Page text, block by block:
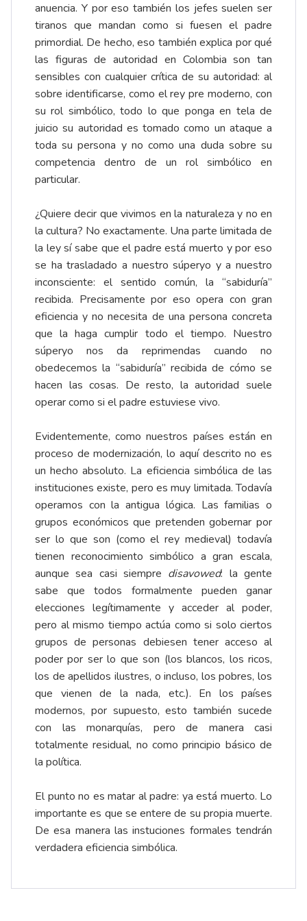
anuencia. Y por eso también los jefes suelen ser
tiranos que mandan como si fuesen el padre
primordial. De hecho, eso también explica por qué
las figuras de autoridad en Colombia son tan
sensibles con cualquier crítica de su autoridad: al
sobre identificarse, como el rey pre moderno, con
su rol simbólico, todo lo que ponga en tela de
juicio su autoridad es tomado como un ataque a
toda su persona y no como una duda sobre su
competencia dentro de un rol simbólico en
particular.
¿Quiere decir que vivimos en la naturaleza y no en
la cultura? No exactamente. Una parte limitada de
la ley sí sabe que el padre está muerto y por eso
se ha trasladado a nuestro súperyo y a nuestro
inconsciente: el sentido común, la “sabiduría”
recibida. Precisamente por eso opera con gran
eficiencia y no necesita de una persona concreta
que la haga cumplir todo el tiempo. Nuestro
súperyo nos da reprimendas cuando no
obedecemos la “sabiduría” recibida de cómo se
hacen las cosas. De resto, la autoridad suele
operar como si el padre estuviese vivo.
Evidentemente, como nuestros países están en
proceso de modernización, lo aquí descrito no es
un hecho absoluto. La eficiencia simbólica de las
instituciones existe, pero es muy limitada. Todavía
operamos con la antigua lógica. Las familias o
grupos económicos que pretenden gobernar por
ser lo que son (como el rey medieval) todavía
tienen reconocimiento simbólico a gran escala,
aunque sea casi siempre disavowed: la gente
sabe que todos formalmente pueden ganar
elecciones legítimamente y acceder al poder,
pero al mismo tiempo actúa como si solo ciertos
grupos de personas debiesen tener acceso al
poder por ser lo que son (los blancos, los ricos,
los de apellidos ilustres, o incluso, los pobres, los
que vienen de la nada, etc.). En los países
modernos, por supuesto, esto también sucede
con las monarquías, pero de manera casi
totalmente residual, no como principio básico de
la política.
El punto no es matar al padre: ya está muerto. Lo
importante es que se entere de su propia muerte.
De esa manera las instuciones formales tendrán
verdadera eficiencia simbólica.